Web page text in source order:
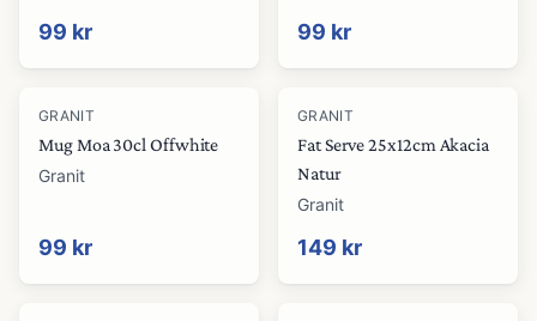
99 kr 99 kr
GRANIT
Mug Moa 30cl Offwhite
Granit
99 kr
GRANIT
Fat Serve 25x12cm Akacia
Natur
Granit
149 kr